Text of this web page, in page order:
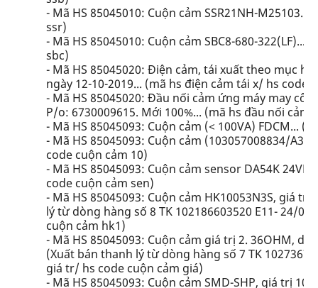
- Mã HS 85045010: Cuộn cảm SSR21NH-
ssr)
- Mã HS 85045010: Cuộn cảm SBC8-680-
sbc)
- Mã HS 85045020: Điện cảm, tái xuất theo mục
ngày 12-10-2019... (mã hs điện cảm tái x/ hs code
- Mã HS 85045020: Đầu nối cảm ứng máy may
P/o: 6730009615. Mới 100%... (mã hs đầu nối
- Mã HS 85045093: Cuộn cảm (< 100VA) FDCM...
- Mã HS 85045093: Cuộn cảm (103057008834/
code cuộn cảm 10)
- Mã HS 85045093: Cuộn cảm sensor DA54K
code cuộn cảm sen)
- Mã HS 85045093: Cuộn cảm HK10053N3S, giá
lý từ dòng hàng số 8 TK 102186603520 E11- 24/
cuộn cảm hk1)
- Mã HS 85045093: Cuộn cảm giá trị 2. 36OHM,
(Xuất bán thanh lý từ dòng hàng số 7 TK
giá tr/ hs code cuộn cảm giá)
- Mã HS 85045093: Cuộn cảm SMD-SHP, giá trị